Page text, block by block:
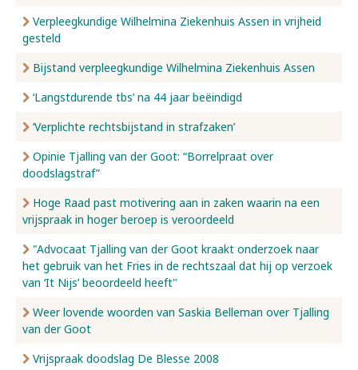
Verpleegkundige Wilhelmina Ziekenhuis Assen in vrijheid
gesteld
Bijstand verpleegkundige Wilhelmina Ziekenhuis Assen
‘Langstdurende tbs’ na 44 jaar beëindigd
‘Verplichte rechtsbijstand in strafzaken’
Opinie Tjalling van der Goot: “Borrelpraat over
doodslagstraf”
Hoge Raad past motivering aan in zaken waarin na een
vrijspraak in hoger beroep is veroordeeld
"Advocaat Tjalling van der Goot kraakt onderzoek naar
het gebruik van het Fries in de rechtszaal dat hij op verzoek
van ‘It Nijs’ beoordeeld heeft"
Weer lovende woorden van Saskia Belleman over Tjalling
van der Goot
Vrijspraak doodslag De Blesse 2008